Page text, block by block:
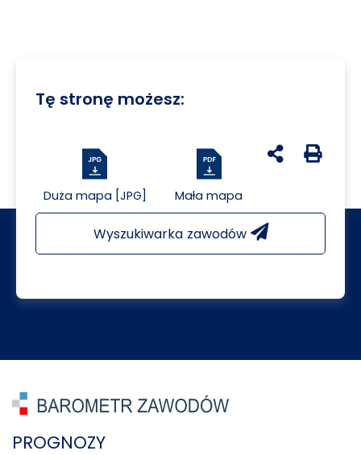
Tę stronę możesz:
Duża mapa [JPG] Mała mapa
udostępnij na
Generuj
Wyszukiwarka zawodów
PROGNOZY